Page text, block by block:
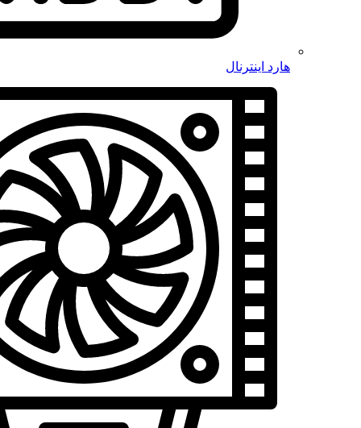
هارد اینترنال